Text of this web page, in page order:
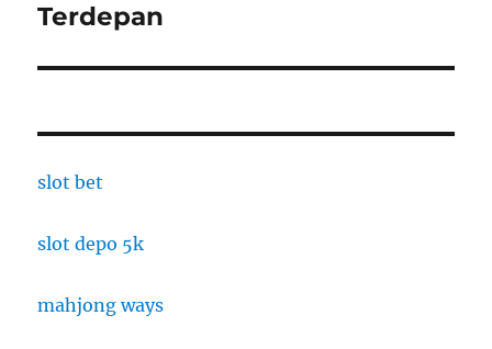
Terdepan
slot bet
slot depo 5k
mahjong ways